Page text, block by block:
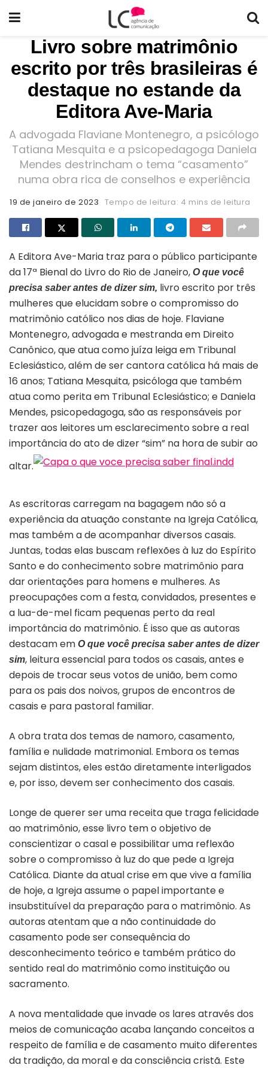
Livro sobre matrimônio
escrito por três brasileiras é
destaque no estande da
Editora Ave-Maria
A advogada Flaviane Montenegro, a psicólogo
Tatiana Mesquita e a psicopedagoga Daniela
Mendes destrincham o tema “casamento”
numa obra rica de conselhos e experiência
19 de janeiro de 2023 Tempo de leitura: 4 mins de leitura
A Editora Ave-Maria traz para o público participante
da 17ª Bienal do Livro do Rio de Janeiro, O que você
precisa saber antes de dizer sim, livro escrito por três
mulheres que elucidam sobre o compromisso do
matrimônio católico nos dias de hoje. Flaviane
Montenegro, advogada e mestranda em Direito
Canônico, que atua como juíza leiga em Tribunal
Eclesiástico, além de ser cantora católica há mais de
16 anos; Tatiana Mesquita, psicóloga que também
atua como perita em Tribunal Eclesiástico; e Daniela
Mendes, psicopedagoga, são as responsáveis por
trazer aos leitores um esclarecimento sobre a real
importância do ato de dizer “sim” na hora de subir ao
altar.
As escritoras carregam na bagagem não só a
experiência da atuação constante na Igreja Católica,
mas também a de acompanhar diversos casais.
Juntas, todas elas buscam reflexões à luz do Espírito
Santo e do conhecimento sobre matrimônio para
dar orientações para homens e mulheres. As
preocupações com a festa, convidados, presentes e
a lua-de-mel ficam pequenas perto da real
importância do matrimônio. É isso que as autoras
destacam em O que você precisa saber antes de dizer
sim, leitura essencial para todos os casais, antes e
depois de trocar seus votos de união, bem como
para os pais dos noivos, grupos de encontros de
casais e para pastoral familiar.
A obra trata dos temas de namoro, casamento,
família e nulidade matrimonial. Embora os temas
sejam distintos, eles estão diretamente interligados
e, por isso, devem ser conhecimento dos casais.
Longe de querer ser uma receita que traga felicidade
ao matrimônio, esse livro tem o objetivo de
conscientizar o casal e possibilitar uma reflexão
sobre o compromisso à luz do que pede a Igreja
Católica. Diante da atual crise em que vive a família
de hoje, a Igreja assume o papel importante e
insubstituível da preparação para o matrimônio. As
autoras atentam que a não continuidade do
casamento pode ser consequência do
desconhecimento teórico e também prático do
sentido real do matrimônio como instituição ou
sacramento.
A nova mentalidade que invade os lares através dos
meios de comunicação acaba lançando conceitos a
respeito de família e de casamento muito diferentes
da tradição, da moral e da consciência cristã. Este